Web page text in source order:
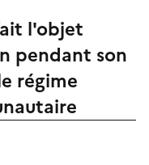
l'objet
pendant son
régime